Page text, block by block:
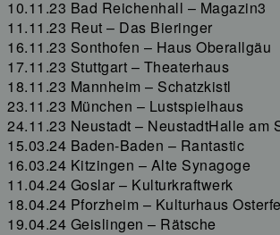
10.11.23 Bad Reichenhall – Magazin3
11.11.23 Reut – Das Bieringer
16.11.23 Sonthofen – Haus Oberallgäu
17.11.23 Stuttgart – Theaterhaus
18.11.23 Mannheim – Schatzkistl
23.11.23 München – Lustspielhaus
24.11.23 Neustadt – NeustadtHalle am
15.03.24 Baden-Baden – Rantastic
16.03.24 Kitzingen – Alte Synagoge
11.04.24 Goslar – Kulturkraftwerk
18.04.24 Pforzheim – Kulturhaus
19.04.24 Geislingen – Rätsche